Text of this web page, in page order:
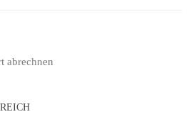
abrechnen